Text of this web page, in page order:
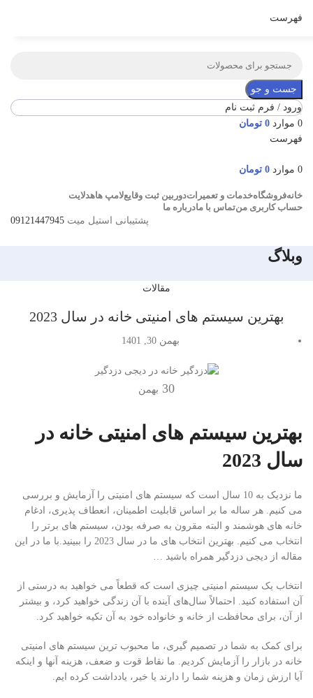
فهرست
جست و جو
ورود / فرم ثبت نام
0 موارد 0 تومان
فهرست
0 موارد 0 تومان
خانهفروشگاهخدمات و تعمیراتدوربین ثبت وقایعلامپ هاهدلایت
حساب کاربری منتماس با مادرباره ما
پشتیبانی استیل میت 09121447945
وبلاگ
مقالات
بهترین سیستم های امنیتی خانه در سال 2023
بهمن 30, 1401
30 بهمن
بهترین سیستم های امنیتی خانه در
سال 2023
ما نزدیک به 10 سال است که سیستم های امنیتی را آزمایش و بررسی
می کنیم. هر ساله ما بر اساس قابلیت اطمینان، انعطاف پذیری، ادغام
خانه های هوشمند و البته مقرون به صرفه بودن، سیستم های برتر را
انتخاب می کنیم. بهترین انتخاب های ما در سال 2023 را ببینید.با ما در این
مقاله از دیجی دزدگیر همراه باشید …
انتخاب یک سیستم امنیتی چیزی است که قطعاً می خواهید به درستی از
آن استفاده کنید. احتمالاً سال‌های آینده با آن زندگی خواهید کرد، و بیشتر
از آن، برای محافظت از خانه و خانواده خود به آن تکیه خواهید کرد.
برای کمک به شما در تصمیم گیری، ما محبوب ترین سیستم های امنیتی
خانه در بازار را آزمایش کردیم. ما نقاط قوت و ضعف، هزینه آنها و اینکه
آیا ارزش زمان و هزینه شما را دارند یا خیر، یادداشت کرده ایم.